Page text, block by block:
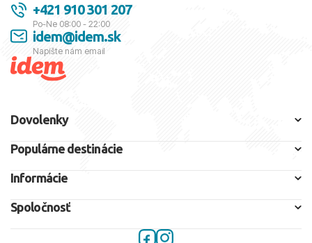
+421 910 301 207
Po-Ne 08:00 - 22:00
idem@idem.sk
Napíšte nám email
Dovolenky
Populárne destinácie
Informácie
Spoločnosť